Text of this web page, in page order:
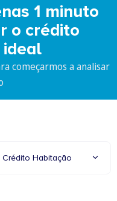
1 minuto
o crédito
começarmos a analisar
Habitação